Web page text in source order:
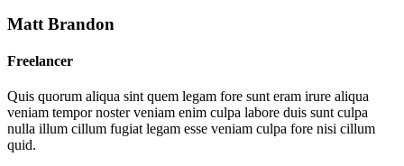
Matt Brandon
Freelancer
Quis quorum aliqua sint quem legam fore sunt eram irure aliqua
veniam tempor noster veniam enim culpa labore duis sunt culpa
nulla illum cillum fugiat legam esse veniam culpa fore nisi cillum
quid.